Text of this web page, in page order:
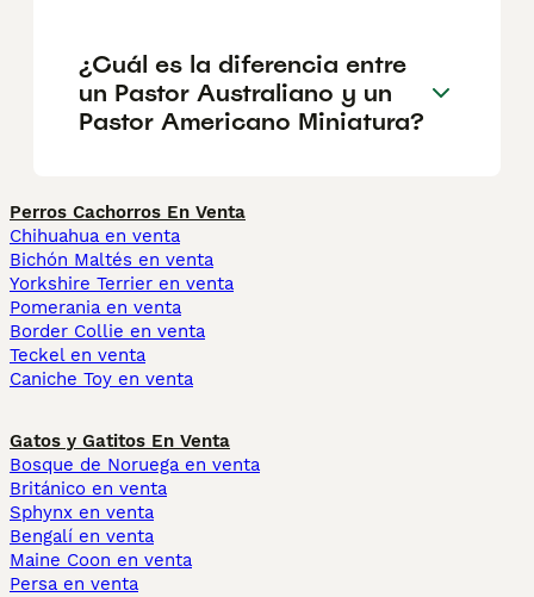
¿Cuál es la diferencia entre
un Pastor Australiano y un
Pastor Americano Miniatura?
Perros Cachorros En Venta
Chihuahua en venta
Bichón Maltés en venta
Yorkshire Terrier en venta
Pomerania en venta
Border Collie en venta
Teckel en venta
Caniche Toy en venta
Gatos y Gatitos En Venta
Bosque de Noruega en venta
Británico en venta
Sphynx en venta
Bengalí en venta
Maine Coon en venta
Persa en venta